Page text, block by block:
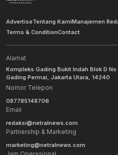
AdvertiseTentang KamiManajemen
Terms & ConditionContact
Alamat
Kompleks Gading Bukit Indah Blok D
Gading Permai, Jakarta Utara, 14240
Nomor Telepon
087785148706
Email
redaksi@netralnews.com
Partnership & Marketing
marketing@netralnews.com